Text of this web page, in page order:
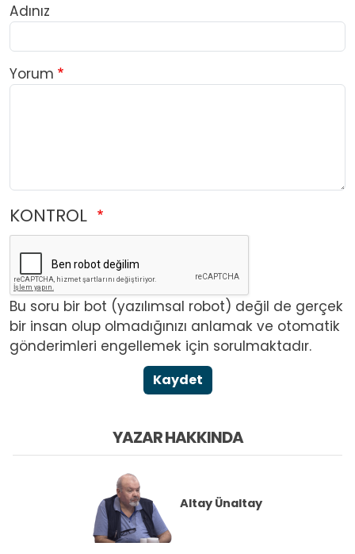
Adınız
Yorum
KONTROL
Bu soru bir bot (yazılımsal robot) değil de gerçek
bir insan olup olmadığınızı anlamak ve otomatik
gönderimleri engellemek için sorulmaktadır.
Kaydet
YAZAR HAKKINDA
Altay Ünaltay